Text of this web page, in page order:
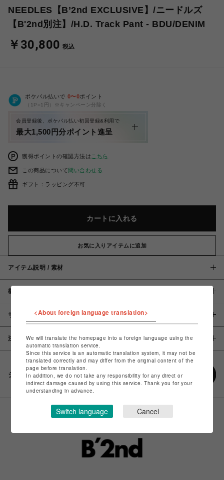
NEEDLES【B’2nd EXCLUSIVE】/ニードルズ
【B'2nd別注】/H.D. Track Pant - BDU/DENIM
￥30,800 税込
ポケパル払いで 0〜0ポイント
（1P=1円）※キャンペーン分除く
会員登録後、ポケパル払い初回登録&利用で
最大1,500円分ポイント進呈
獲得ポイントの確認方法は こちら
この商品について問い合わせる
ギフト：ラッピング不可
カートに入れる
お気に入りアイテムに追加
アイテム説明 / 素材
概要
サイズ
注意事項
シェアする
<About foreign language translation>
We will translate the homepage into a foreign language using the
automatic translation service.
Since this service is an automatic translation system, it may not be
translated correctly and may differ from the original content of the
page before translation.
In addition, we do not take any responsibility for any direct or
indirect damage caused by using this service. Thank you for your
understanding in advance.
Switch language Cancel